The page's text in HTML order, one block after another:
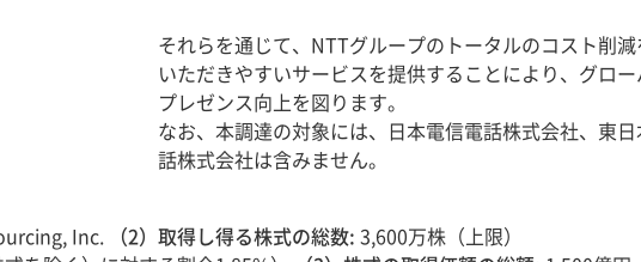
それらを通じて、NTTグループのトータルのコスト削
いただきやすいサービスを提供することにより、グロ
プレゼンス向上を図ります。
なお、本調達の対象には、日本電信電話株式会社、東
話株式会社は含みません。
Inc. （2）取得し得る株式の総数: 3,600万株（上限）